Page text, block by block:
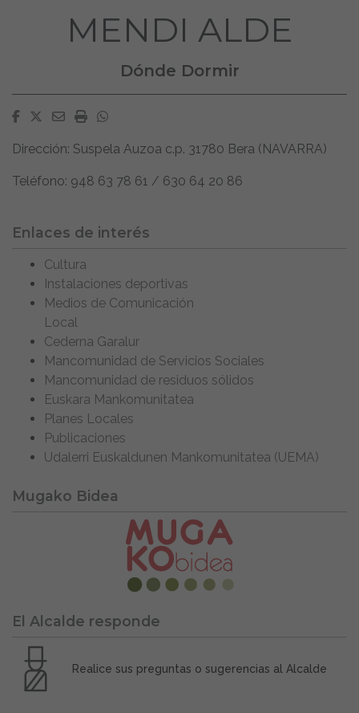
MENDI ALDE
Dónde Dormir
Facebook
Twitter
EmailImprimirWhatsapp
Dirección: Suspela Auzoa c.p. 31780 Bera (NAVARRA)
Teléfono: 948 63 78 61 / 630 64 20 86
Enlaces de interés
Cultura
Instalaciones deportivas
Medios de Comunicación
Local
Cederna Garalur
Mancomunidad de Servicios Sociales
Mancomunidad de residuos sólidos
Euskara Mankomunitatea
Planes Locales
Publicaciones
Udalerri Euskaldunen Mankomunitatea (UEMA)
Mugako Bidea
El Alcalde responde
Realice sus preguntas o sugerencias al Alcalde